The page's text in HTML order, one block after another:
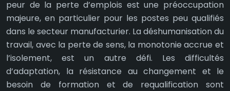
peur de la perte d’emplois est une préoccupation
majeure, en particulier pour les postes peu qualifiés
dans le secteur manufacturier. La déshumanisation du
travail, avec la perte de sens, la monotonie accrue et
l’isolement, est un autre défi. Les difficultés
d’adaptation, la résistance au changement et le
besoin de formation et de requalification sont